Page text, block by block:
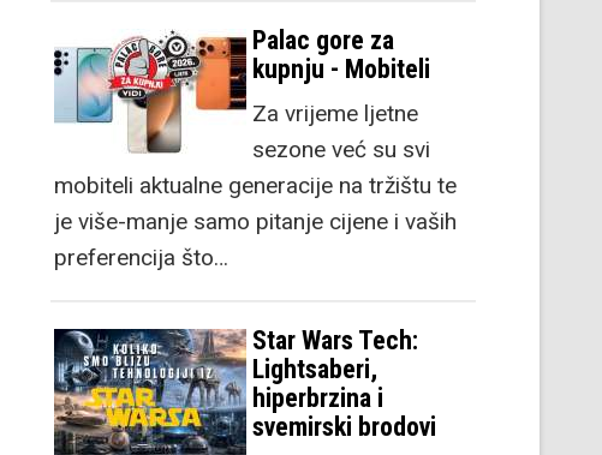
Palac gore za
kupnju - Mobiteli
Za vrijeme ljetne
sezone već su svi
mobiteli aktualne generacije na tržištu te
je više-manje samo pitanje cijene i vaših
preferencija što…
Star Wars Tech:
Lightsaberi,
hiperbrzina i
svemirski brodovi